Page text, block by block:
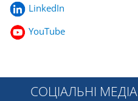
LinkedIn
YouTube
СОЦІАЛЬНІ МЕДІА